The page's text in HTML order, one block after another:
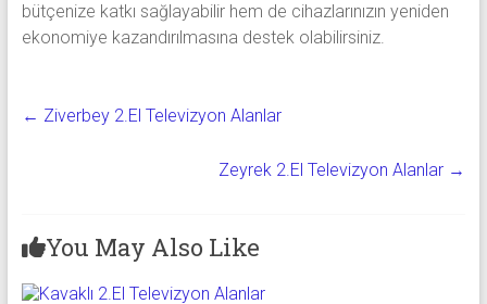
bütçenize katkı sağlayabilir hem de cihazlarınızın yeniden
ekonomiye kazandırılmasına destek olabilirsiniz.
← Ziverbey 2.El Televizyon Alanlar
Zeyrek 2.El Televizyon Alanlar →
You May Also Like